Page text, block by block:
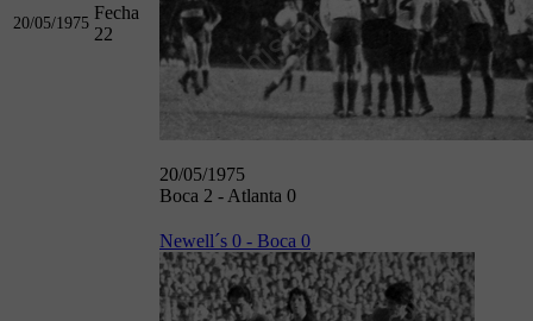
20/05/1975
Fecha
22
20/05/1975
Boca 2 - Atlanta 0
Newell´s 0 - Boca 0